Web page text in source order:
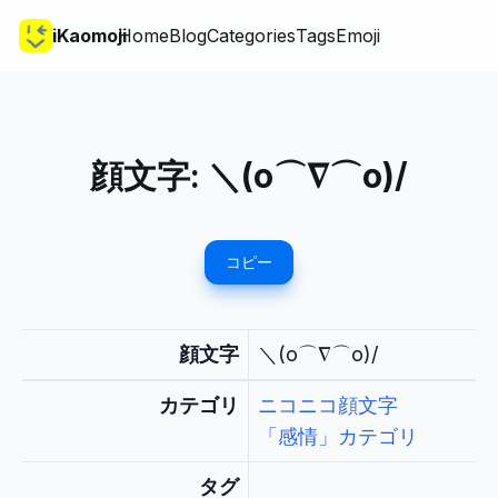
iKaomojiHomeBlogCategoriesTagsEmoji
顔文字: ＼(o⌒∇⌒o)/
コピー
顔文字 ＼(o⌒∇⌒o)/
カテゴリ
ニコニコ顔文字
「感情」カテゴリ
タグ